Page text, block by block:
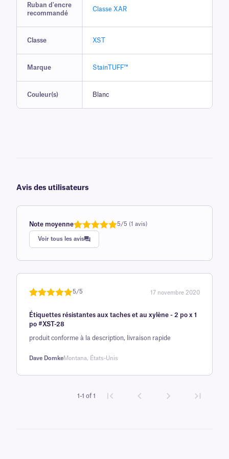
Ruban d'encre
recommandé
Classe XAR
Classe XST
Marque StainTUFF™
Couleur(s) Blanc
Avis des utilisateurs
Note moyenne
Note
sur 5
basée sur
1
avis client
5/5 (1 avis)
Voir tous les avis
5 sur la
base d'
évaluation
5/5 17 novembre 2020
Étiquettes résistantes aux taches et au xylène - 2 po x 1
po #XST-28
produit conforme à la description, livraison rapide
Dave DomkeMontana, États-Unis
1-1 of 1